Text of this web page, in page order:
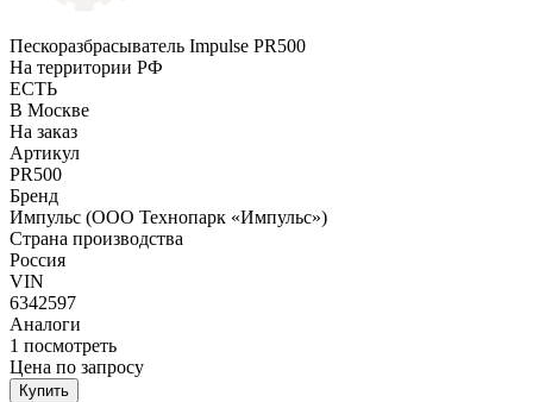
Пескоразбрасыватель Impulse PR500
На территории РФ
ЕСТЬ
В Москве
На заказ
Артикул
PR500
Бренд
Импульс (ООО Технопарк «Импульс»)
Страна производства
Россия
VIN
6342597
Аналоги
1 посмотреть
Цена по запросу
Купить